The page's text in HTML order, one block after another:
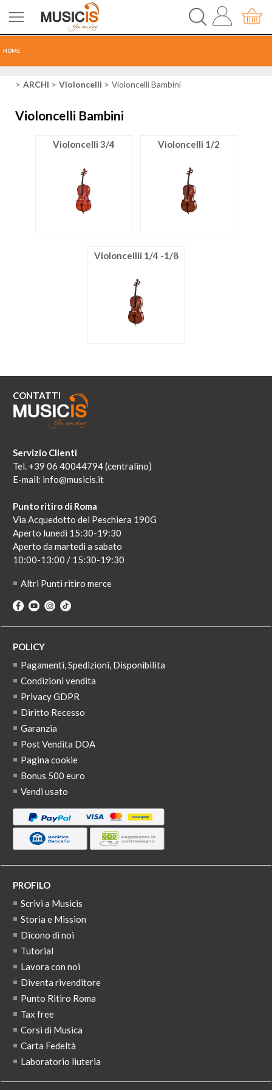
HOME
CHITARRE
TASTI
ARCHI Violoncelli Violoncelli Bambini
Violoncelli Bambini
Violoncelli 3/4 Violoncelli 1/2
Violoncellii 1/4 -1/8
CONTATTI
Servizio Clienti
Tel. +39 06 40044794 (centralino)
E-mail: info@musicis.it
Punto ritiro di Roma
Via Acquedotto del Peschiera 190G
Aperto lunedi 15:30-19:30
Aperto da martedi a sabato
10:00-13:00 / 15:30-19:30
Altri Punti ritiro merce
POLICY
Pagamenti, Spedizioni, Disponibilita
Condizioni vendita
Privacy GDPR
Diritto Recesso
Garanzia
Post Vendita DOA
Pagina cookie
Bonus 500 euro
Vendi usato
PROFILO
Scrivi a Musicis
Storia e Mission
Dicono di noi
Tutorial
Lavora con noi
Diventa rivenditore
Punto Ritiro Roma
Tax free
Corsi di Musica
Carta Fedeltà
Laboratorio liuteria